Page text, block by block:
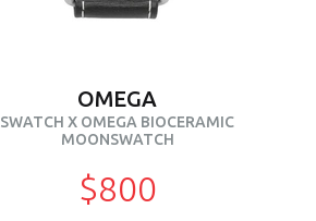
OMEGA
SWATCH X OMEGA BIOCERAMIC
MOONSWATCH
$800